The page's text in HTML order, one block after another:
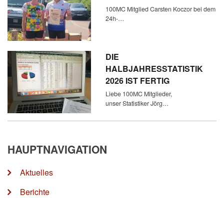
100MC Mitglied Carsten Koczor bei dem
24h-…
DIE
HALBJAHRESSTATISTIK
2026 IST FERTIG
Liebe 100MC Mitglieder,
unser Statistiker Jörg…
HAUPTNAVIGATION
Aktuelles
Berichte